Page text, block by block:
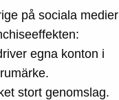
på sociala medier
egna konton i
stort genomslag.